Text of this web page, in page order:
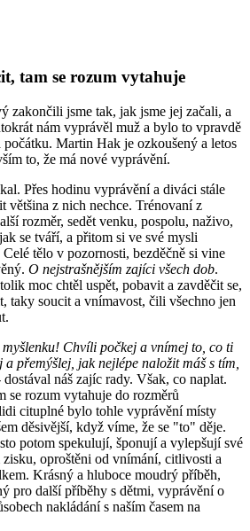
tam se rozum vytahuje
zakončili jsme tak, jak jsme jej začali, a
nám vyprávěl muž a bylo to vpravdě
Martin Hak je ozkoušený a letos
to, že má nové vyprávění.
Přes hodinu vyprávění a diváci stále
většina z nich nechce. Trénovaní z
rozměr, sedět venku, pospolu, naživo,
se tváří, a přitom si ve své mysli
tělo v pozornosti, bezděčně si vine
O nejstrašnějším zajíci všech dob.
moc chtěl uspět, pobavit a zavděčit se,
taky soucit a vnímavost, čili všechno jen
Chvíli počkej a vnímej to, co ti
přemýšlej, jak nejlépe naložit máš s tím,
dostával náš zajíc rady. Však, co naplat.
se rozum vytahuje do rozměrů
cituplné bylo tohle vyprávění místy
děsivější, když víme, že se "to" děje.
potom spekulují, šponují a vylepšují své
zisku, oproštěni od vnímání, citlivosti a
Krásný a hluboce moudrý příběh,
pro další příběhy s dětmi, vyprávění o
nakládání s naším časem na